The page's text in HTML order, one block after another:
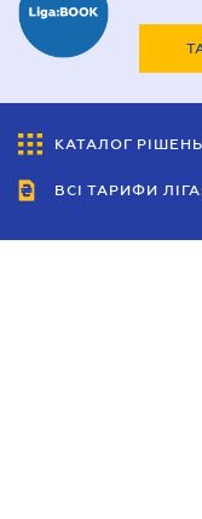
КАТАЛОГ РІШЕНЬ
ВСІ ТАРИФИ